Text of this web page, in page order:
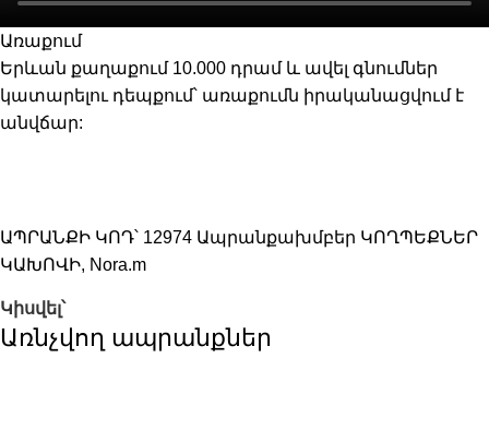
Առաքում
Երևան քաղաքում 10.000 դրամ և ավել գնումներ
կատարելու դեպքում՝ առաքումն իրականացվում է
անվճար:
ԱՊՐԱՆՔԻ ԿՈԴ՝ 12974 Ապրանքախմբեր ԿՈՂՊԵՔՆԵՐ
ԿԱԽՈՎԻ, Nora.m
Կիսվել՝
Առնչվող ապրանքներ